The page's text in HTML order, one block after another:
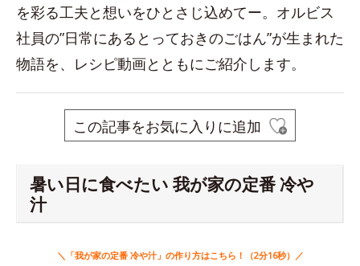
を彩る工夫と想いをひとさじ込めてー。オルビス
社員の”日常にあるとっておきのごはん”が生まれた
物語を、レシピ動画とともにご紹介します。
この記事をお気に入りに追加
暑い日に食べたい 我が家の定番 冷や
汁
＼「我が家の定番 冷や汁」の作り方はこちら！（2分16秒）／